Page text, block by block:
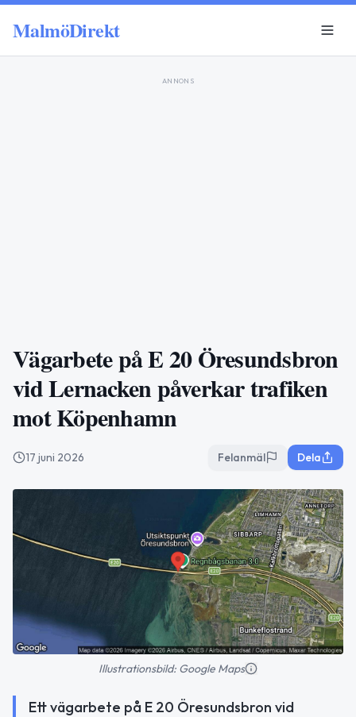
MalmöDirekt
ANNONS
Vägarbete på E 20 Öresundsbron
vid Lernacken påverkar trafiken
mot Köpenhamn
17 juni 2026 Felanmäl Dela
Illustrationsbild: Google Maps
Ett vägarbete på E 20 Öresundsbron vid